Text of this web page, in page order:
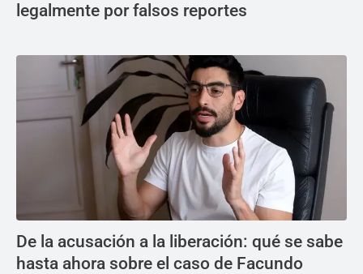
legalmente por falsos reportes
De la acusación a la liberación: qué se sabe
hasta ahora sobre el caso de Facundo